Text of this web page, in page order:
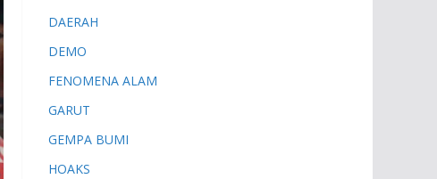
DAERAH
DEMO
FENOMENA ALAM
GARUT
GEMPA BUMI
HOAKS